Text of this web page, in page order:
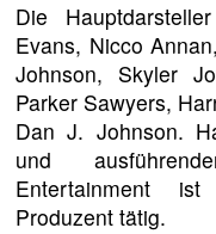
Die
Evans, Nicco
Johnson, Skyler
Parker Sawyers,
Dan J. Johnson.
und
Entertainment
Produzent tätig.